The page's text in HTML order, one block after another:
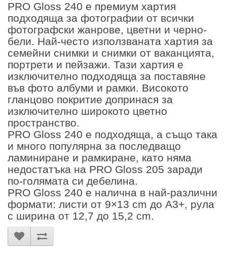
PRO Gloss 240 е премиум хартия
подходяща за фотографии от всички
фотографски жанрове, цветни и черно-
бели. Най-често използваната хартия за
семейни снимки и снимки от ваканцията,
портрети и пейзажи. Тази хартия е
изключително подходяща за поставяне
във фото албуми и рамки. Високото
гланцово покритие допринася за
изключително широкото цветно
пространство.
PRO Gloss 240 е подходяща, а също така
и много популярна за последващо
ламиниране и рамкиране, като няма
недостатъка на PRO Gloss 205 заради
по-голямата си дебелина.
PRO Gloss 240 е налична в най-различни
формати: листи от 9×13 cm до A3+, рула
с ширина от 12,7 до 15,2 cm.